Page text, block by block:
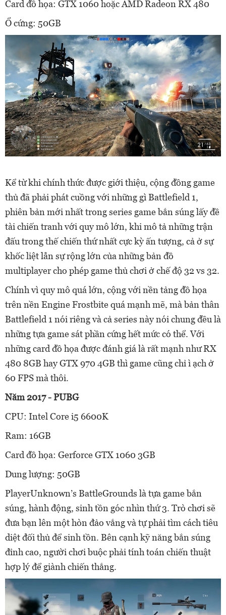
Card đồ họa: GTX 1060 hoặc AMD Radeon RX 480
Ổ cứng: 50GB
Kể từ khi chính thức được giới thiệu, cộng đồng game
thủ đã phải phát cuồng với những gì Battlefield 1,
phiên bản mới nhất trong series game bắn súng lấy đề
tài chiến tranh với quy mô lớn, khi mô tả những trận
đấu trong thế chiến thứ nhất cực kỳ ấn tượng, cả ở sự
khốc liệt lẫn sự rộng lớn của những bản đồ
multiplayer cho phép game thủ chơi ở chế độ 32 vs 32.
Chính vì quy mô quá lớn, cộng với nền tảng đồ họa
trên nền Engine Frostbite quá mạnh mẽ, mà bản thân
Battlefield 1 nói riêng và cả series này nói chung đều là
những tựa game sát phần cứng hết mức có thể. Với
những card đồ họa được đánh giá là rất mạnh như RX
480 8GB hay GTX 970 4GB thì game cũng chỉ ì ạch ở
60 FPS mà thôi.
Năm 2017 - PUBG
CPU: Intel Core i5 6600K
Ram: 16GB
Card đồ họa: Gerforce GTX 1060 3GB
Dung lượng: 50GB
PlayerUnknown’s BattleGrounds là tựa game bắn
súng, hành động, sinh tồn góc nhìn thứ 3. Trò chơi sẽ
đưa bạn lên một hòn đảo vắng và tự phải tìm cách tiêu
diệt đối thủ để sinh tồn. Bên cạnh kỹ năng bắn súng
đỉnh cao, người chơi buộc phải tính toán chiến thuật
hợp lý để giành chiến thắng.